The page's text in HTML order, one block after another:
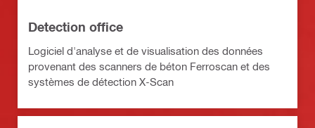
Detection office
Logiciel d'analyse et de visualisation des données
provenant des scanners de béton Ferroscan et des
systèmes de détection X-Scan